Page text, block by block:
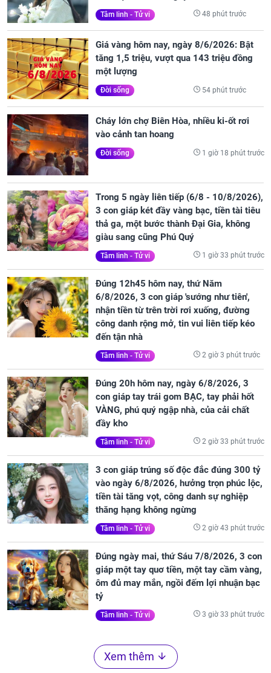
Tâm linh - Tử vi 48 phút trước
Giá vàng hôm nay, ngày 8/6/2026: Bật
tăng 1,5 triệu, vượt qua 143 triệu đồng
một lượng
Đời sống 54 phút trước
Cháy lớn chợ Biên Hòa, nhiều ki-ốt rơi
vào cảnh tan hoang
Đời sống 1 giờ 18 phút trước
Trong 5 ngày liên tiếp (6/8 - 10/8/2026),
3 con giáp két đầy vàng bạc, tiền tài tiêu
thả ga, một bước thành Đại Gia, không
giàu sang cũng Phú Quý
Tâm linh - Tử vi 1 giờ 33 phút trước
Đúng 12h45 hôm nay, thứ Năm
6/8/2026, 3 con giáp 'sướng như tiên',
nhận tiền từ trên trời rơi xuống, đường
công danh rộng mở, tin vui liên tiếp kéo
đến tận nhà
Tâm linh - Tử vi 2 giờ 3 phút trước
Đúng 20h hôm nay, ngày 6/8/2026, 3
con giáp tay trái gom BẠC, tay phải hốt
VÀNG, phú quý ngập nhà, của cải chất
đầy kho
Tâm linh - Tử vi 2 giờ 33 phút trước
3 con giáp trúng số độc đắc đúng 300 tỷ
vào ngày 6/8/2026, hưởng trọn phúc lộc,
tiền tài tăng vọt, công danh sự nghiệp
thăng hạng không ngừng
Tâm linh - Tử vi 2 giờ 43 phút trước
Đúng ngày mai, thứ Sáu 7/8/2026, 3 con
giáp một tay quơ tiền, một tay cầm vàng,
ôm đủ may mắn, ngồi đếm lợi nhuận bạc
tỷ
Tâm linh - Tử vi 3 giờ 33 phút trước
Xem thêm